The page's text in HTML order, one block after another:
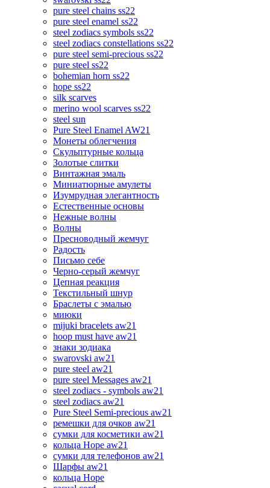
pure steel chains ss22
pure steel enamel ss22
steel zodiacs symbols ss22
steel zodiacs constellations ss22
pure steel semi-precious ss22
pure steel ss22
bohemian horn ss22
hope ss22
silk scarves
merino wool scarves ss22
steel sun
Pure Steel Enamel AW21
Монеты облегчения
Скульптурные кольца
Золотые слитки
Винтажная эмаль
Миниатюрные амулеты
Изумрудная элегантность
Естественные основы
Нежные волны
Волны
Пресноводный жемчуг
Радость
Письмо себе
Черно-серый жемчуг
Цепная реакция
Текстильный шнур
Браслеты с эмалью
миюки
mijuki bracelets aw21
hoop must have aw21
знаки зодиака
swarovski aw21
pure steel aw21
pure steel Messages aw21
steel zodiacs - symbols aw21
steel zodiacs aw21
Pure Steel Semi-precious aw21
ремешки для очков aw21
сумки для косметики aw21
кольца Hope aw21
сумки для телефонов aw21
Шарфы aw21
кольца Hope